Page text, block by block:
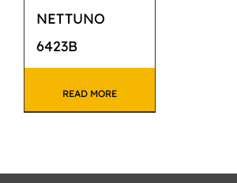
NETTUNO
6423B
READ MORE